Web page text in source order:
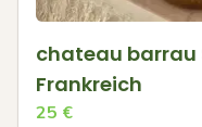
chateau barrau
Frankreich
25 €